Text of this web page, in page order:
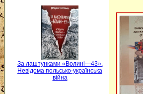
За лаштунками «Волині—43».
Невідома польсько-українська
війна